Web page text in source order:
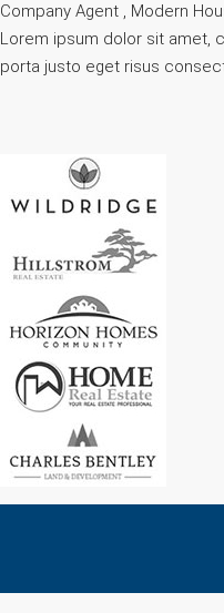
Company Agent , Modern
Lorem ipsum dolor sit amet,
porta justo eget risus